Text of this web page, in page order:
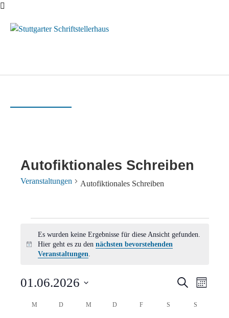
Autofiktionales Schreiben
Veranstaltungen Autofiktionales Schreiben
Hinweis
Es wurden keine Ergebnisse für diese Ansicht gefunden.
Hier geht es zu den nächsten bevorstehenden
Veranstaltungen.
Suche
SucheMonat
01.06.2026
Kalender
M MONTAG
DDIENSTAG
M MITTWOCH
D DONNERSTAG
F FREITAGS SAMSTAG
S